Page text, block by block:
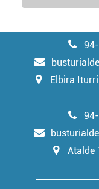
Elbira
Atalde